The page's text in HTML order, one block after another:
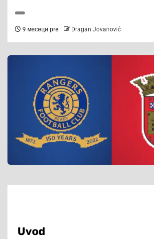
9 месеци pre Dragan Jovanović
Uvod